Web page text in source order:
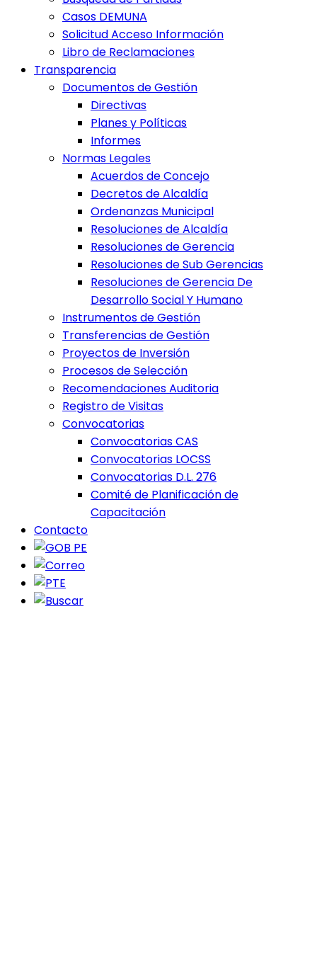
Casos DEMUNA
Solicitud Acceso Información
Libro de Reclamaciones
Transparencia
Documentos de Gestión
Directivas
Planes y Políticas
Informes
Normas Legales
Acuerdos de Concejo
Decretos de Alcaldía
Ordenanzas Municipal
Resoluciones de Alcaldía
Resoluciones de Gerencia
Resoluciones de Sub Gerencias
Resoluciones de Gerencia De
Desarrollo Social Y Humano
Instrumentos de Gestión
Transferencias de Gestión
Proyectos de Inversión
Procesos de Selección
Recomendaciones Auditoria
Registro de Visitas
Convocatorias
Convocatorias CAS
Convocatorias LOCSS
Convocatorias D.L. 276
Comité de Planificación de
Capacitación
Contacto